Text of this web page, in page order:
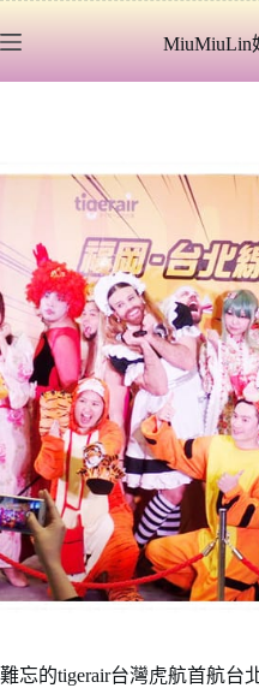
至
MiuMiuLin
難忘的tigerair台灣虎航首航台